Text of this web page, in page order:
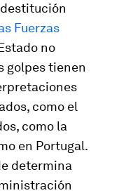
Fuerzas
no
golpes tienen
como el
como la
en Portugal.
determina